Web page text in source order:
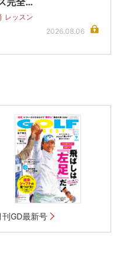
レッスン
2026.08.06
刊GD最新号